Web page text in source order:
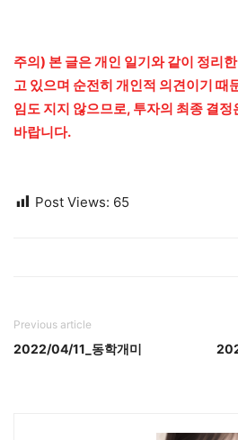
주의) 본 글은 개인 일기와 같이 정리
고 있으며 순전히 개인적 의견이기 때
임도 지지 않으므로, 투자의 최종 결
바랍니다.
Post Views: 65
Previous article
2022/04/11_동학개미